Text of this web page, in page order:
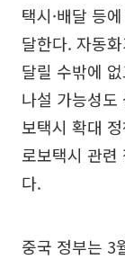
택시·배달 등
달한다. 자동
달릴 수밖에
나설 가능성
보택시 확대
로보택시 관련
다.
중국 정부는 3